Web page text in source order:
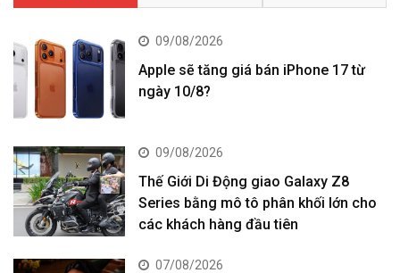
09/08/2026
Apple sẽ tăng giá bán iPhone 17 từ
ngày 10/8?
09/08/2026
Thế Giới Di Động giao Galaxy Z8
Series bằng mô tô phân khối lớn cho
các khách hàng đầu tiên
07/08/2026